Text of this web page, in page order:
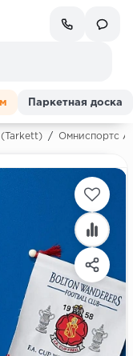
Паркетная доска
(Tarkett) / Омниспортс